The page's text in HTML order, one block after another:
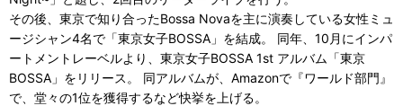
その後、東京で知り合ったBossa Novaを主に演奏している女性ミュ
ージシャン4名で「東京女子BOSSA」を結成。 同年、10月にインパ
ートメントレーベルより、東京女子BOSSA 1st アルバム「東京
BOSSA」をリリース。 同アルバムが、Amazonで『ワールド部門』
で、堂々の1位を獲得するなど快挙を上げる。